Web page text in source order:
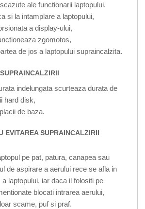
ale functionarii laptopului,
si la intamplare a laptopului,
a display-ului,
zgomotos,
de jos a laptopului supraincalzita.
indelungata scurteaza durata de
hard disk,
de baza.
EVITAREA SUPRAINCALZIRII
pe pat, patura, canapea sau
de aspirare a aerului rece se afla in
a laptopului, iar daca il folositi pe
blocati intrarea aerului,
scame, puf si praf.